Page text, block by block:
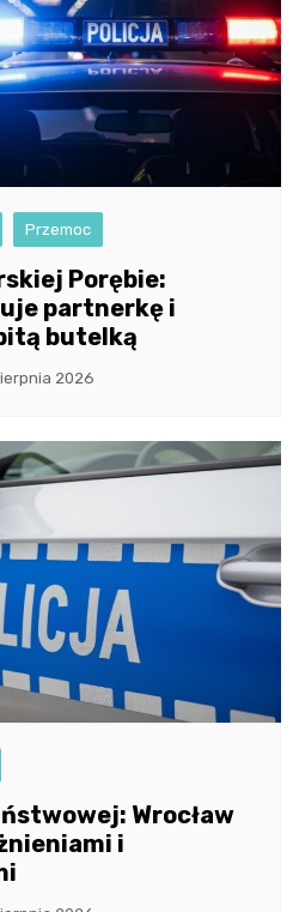
Przemoc
Porębie:
partnerkę i
butelką
2026
Wrocław
i